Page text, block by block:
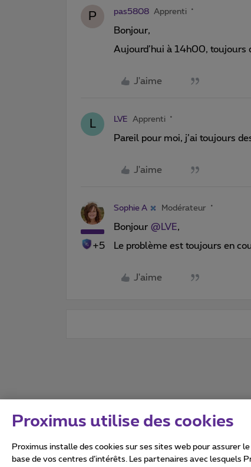
P pas5808 Apprenti
Bonjour,
Aujourd’hui à 14h00, toujours
J'aime
L LVE Apprenti
Pareil pour moi, j’ai toujours
J'aime
+5
Sophie A Modérateur
Bonjour ​ @LVE,
Le problème est toujours en
J'aime
Proximus utilise des cookies
Proximus installe des cookies sur ses sites web pour assurer
base de vos centres d’intérêts. Les partenaires avec lesquels